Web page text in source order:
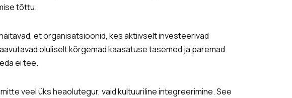
tõttu.
et organisatsioonid, kes aktiivselt investeerivad
oluliselt kõrgemad kaasatuse tasemed ja paremad
ei tee.
veel üks heaolutegur, vaid kultuuriline integreerimine. See